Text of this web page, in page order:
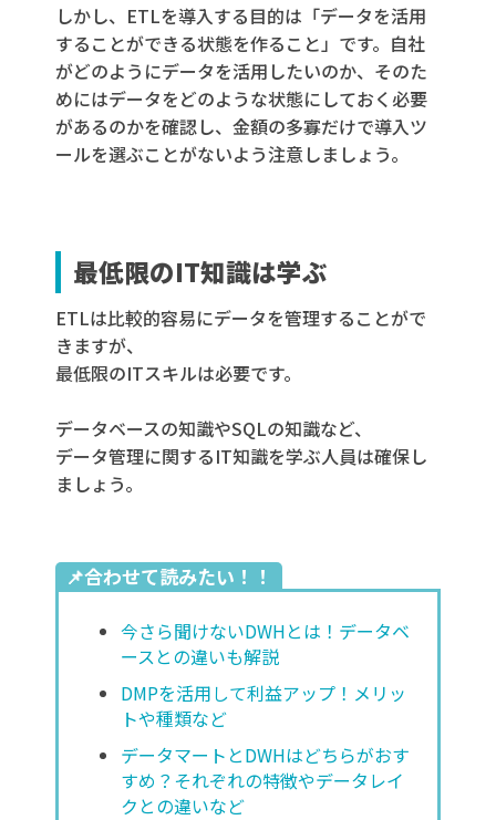
しかし、ETLを導入する目的は「データを活用
することができる状態を作ること」です。自社
がどのようにデータを活用したいのか、そのた
めにはデータをどのような状態にしておく必要
があるのかを確認し、金額の多寡だけで導入ツ
ールを選ぶことがないよう注意しましょう。
最低限のIT知識は学ぶ
ETLは比較的容易にデータを管理することがで
きますが、
最低限のITスキルは必要です。
データベースの知識やSQLの知識など、
データ管理に関するIT知識を学ぶ人員は確保し
ましょう。
📌合わせて読みたい！！
今さら聞けないDWHとは！データベ
ースとの違いも解説
DMPを活用して利益アップ！メリッ
トや種類など
データマートとDWHはどちらがおす
すめ？それぞれの特徴やデータレイ
クとの違いなど